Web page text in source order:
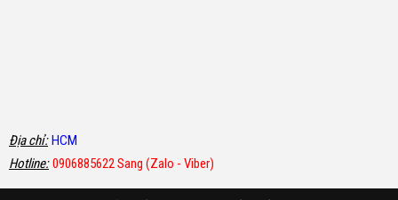
Địa chỉ: HCM
Hotline: 0906885622 Sang (Zalo - Viber)